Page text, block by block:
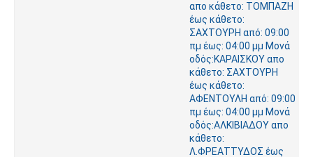
απο κάθετο: ΤΟΜΠΑΖΗ
έως κάθετο:
ΣΑΧΤΟΥΡΗ από: 09:00
πμ έως: 04:00 μμ Μονά
οδός:ΚΑΡΑΙΣΚΟΥ απο
κάθετο: ΣΑΧΤΟΥΡΗ
έως κάθετο:
ΑΦΕΝΤΟΥΛΗ από: 09:00
πμ έως: 04:00 μμ Μονά
οδός:ΑΛΚΙΒΙΑΔΟΥ απο
κάθετο:
Λ.ΦΡΕΑΤΤΥΔΟΣ έως